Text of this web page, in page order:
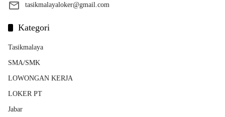
tasikmalayaloker@gmail.com
Kategori
Tasikmalaya
SMA/SMK
LOWONGAN KERJA
LOKER PT
Jabar